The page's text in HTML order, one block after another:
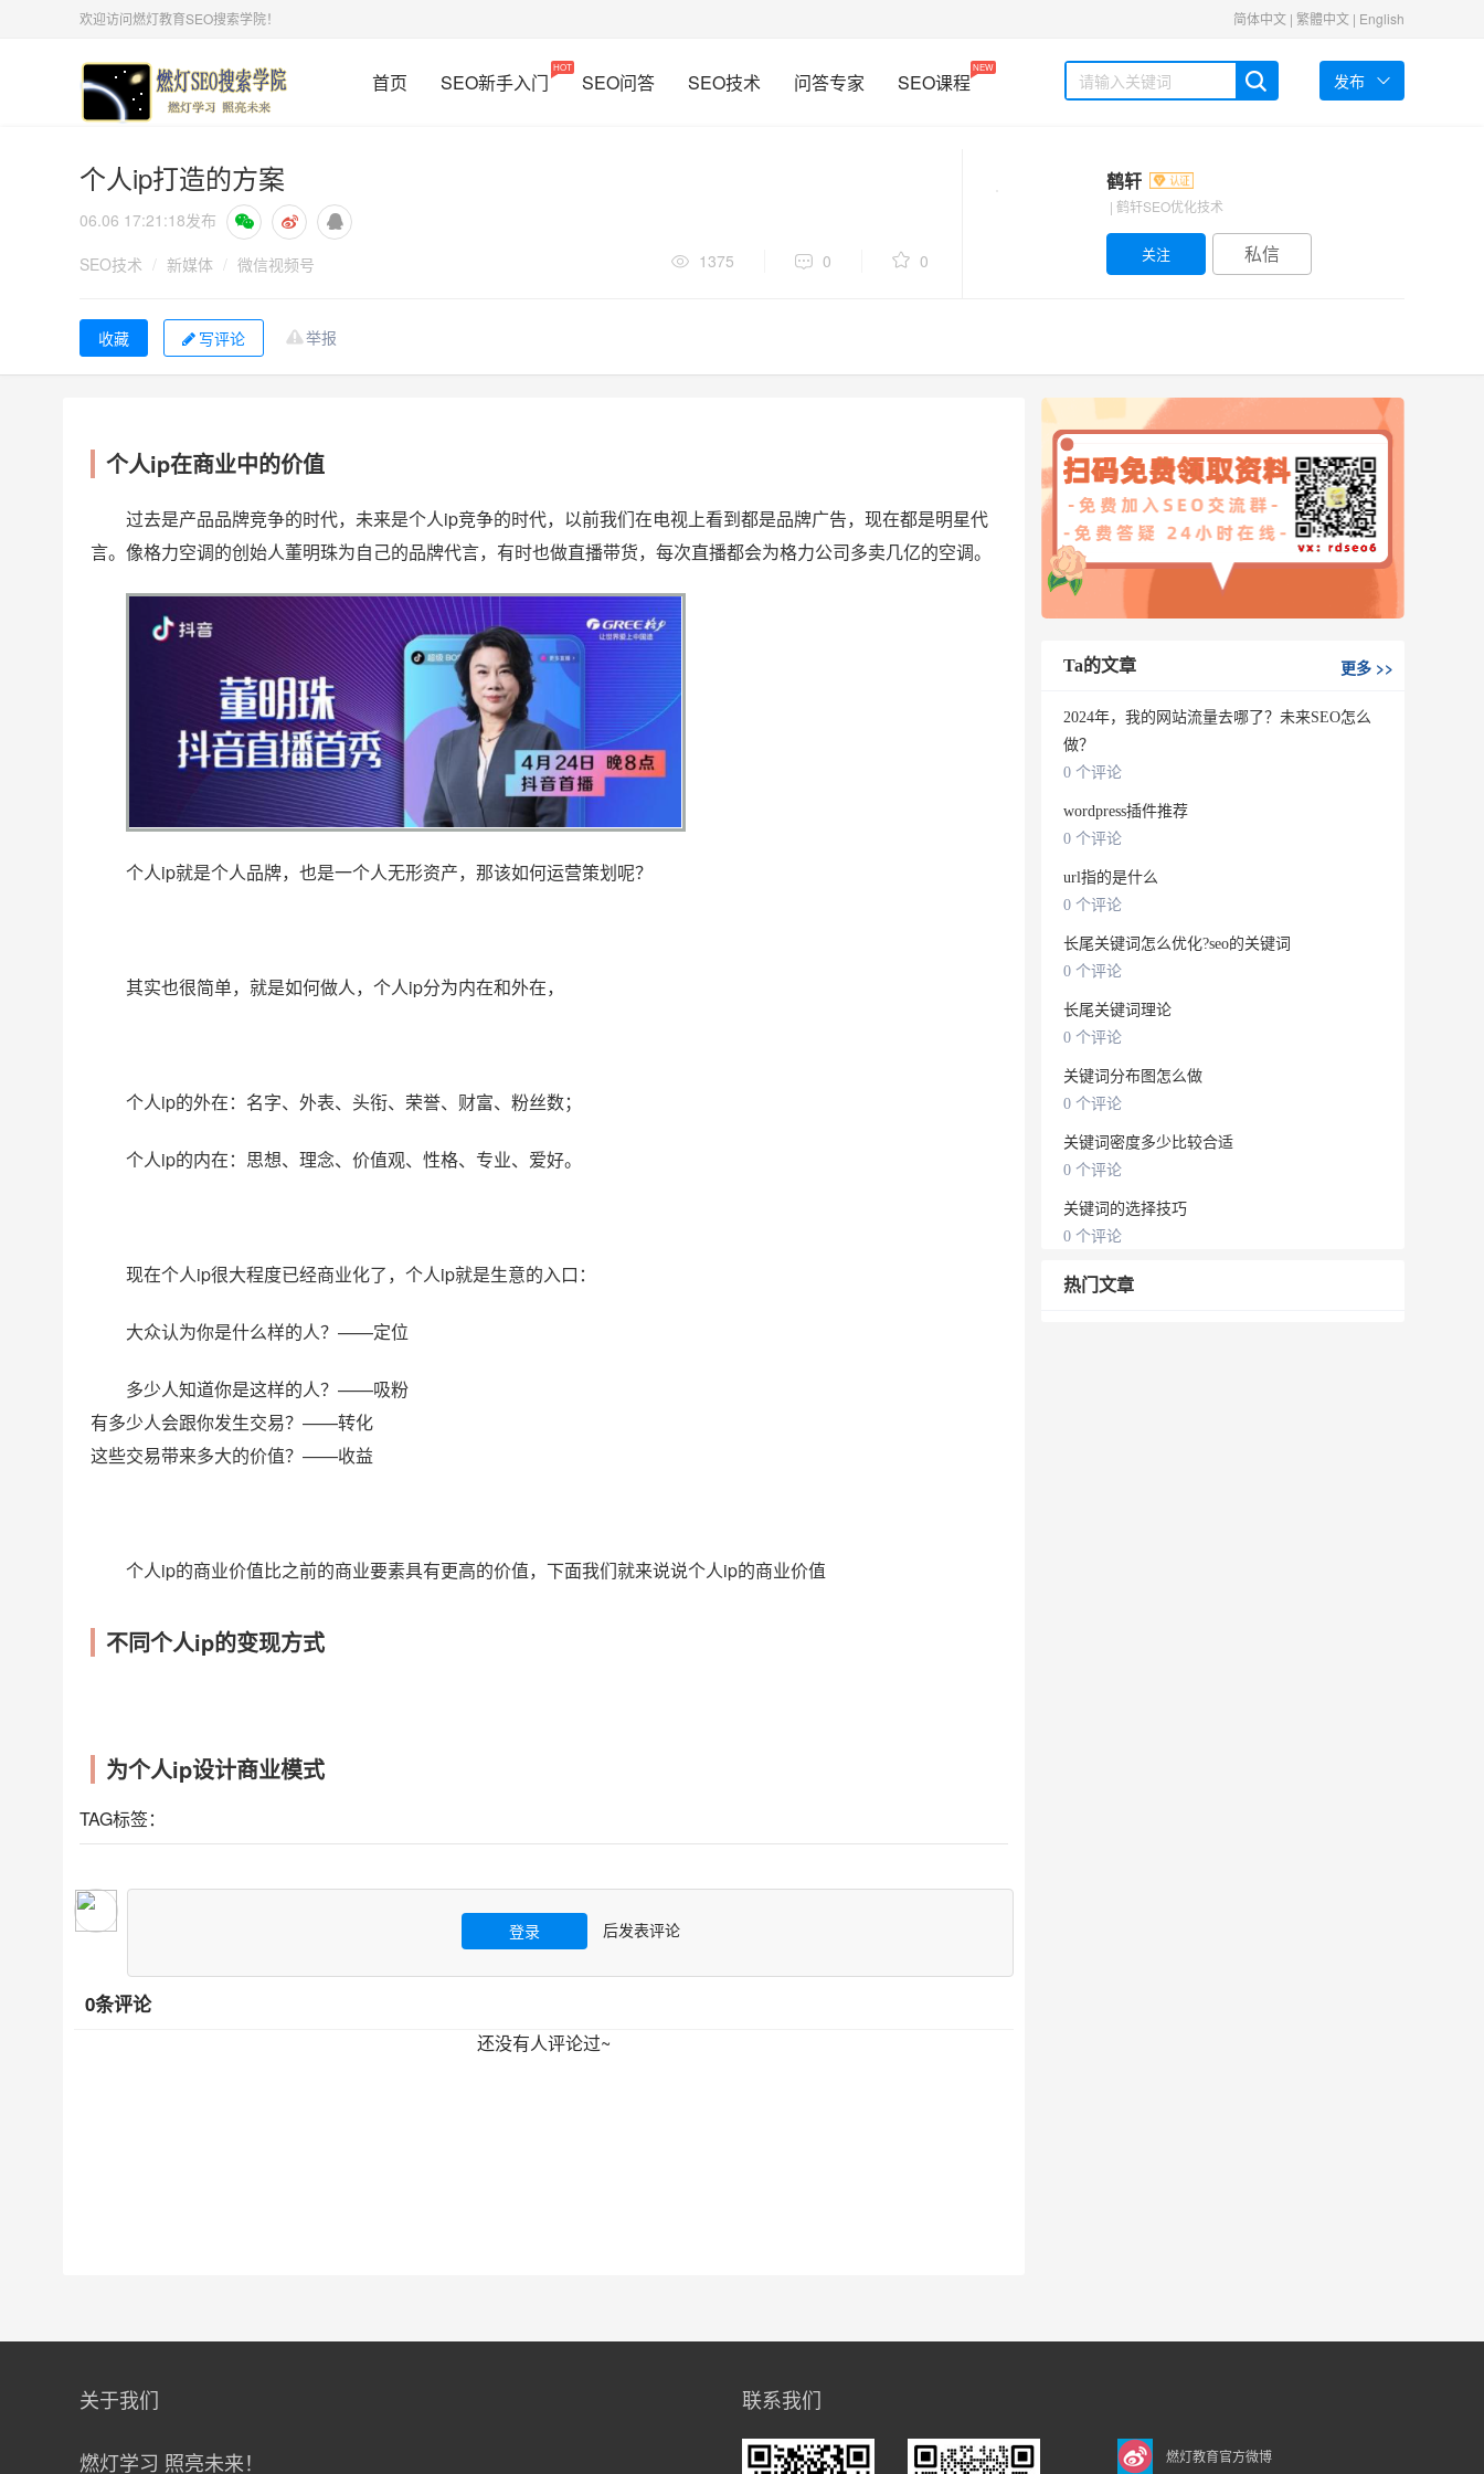
欢迎访问燃灯教育SEO搜索学院！ 简体中文 | 繁體中文 | English
首页 SEO新手入门
HOT
SEO问答 SEO技术 问答专家 SEO课程
NEW
发布
个人ip打造的方案
06.06 17:21:18发布
SEO技术 / 新媒体 / 微信视频号 1375 0 0
鹤轩
| 鹤轩SEO优化技术
私信
举报
写评论
个人ip在商业中的价值
过去是产品品牌竞争的时代，未来是个人ip竞争的时代，以前我们在电视上看到都是品牌广告，现在都是明星代
言。像格力空调的创始人董明珠为自己的品牌代言，有时也做直播带货，每次直播都会为格力公司多卖几亿的空调。
个人ip就是个人品牌，也是一个人无形资产，那该如何运营策划呢？
其实也很简单，就是如何做人，个人ip分为内在和外在，
个人ip的外在：名字、外表、头衔、荣誉、财富、粉丝数；
个人ip的内在：思想、理念、价值观、性格、专业、爱好。
现在个人ip很大程度已经商业化了，个人ip就是生意的入口：
大众认为你是什么样的人？——定位
多少人知道你是这样的人？——吸粉
有多少人会跟你发生交易？——转化
这些交易带来多大的价值？——收益
个人ip的商业价值比之前的商业要素具有更高的价值，下面我们就来说说个人ip的商业价值
不同个人ip的变现方式
为个人ip设计商业模式
TAG标签：
登录 后发表评论
0条评论
还没有人评论过~
Ta的文章 更多>>
2024年，我的网站流量去哪了？未来SEO怎么
做？
0 个评论
wordpress插件推荐
0 个评论
url指的是什么
0 个评论
长尾关键词怎么优化?seo的关键词
0 个评论
长尾关键词理论
0 个评论
关键词分布图怎么做
0 个评论
关键词密度多少比较合适
0 个评论
关键词的选择技巧
0 个评论
热门文章
关于我们
燃灯学习 照亮未来！
联系我们
燃灯教育官方微博